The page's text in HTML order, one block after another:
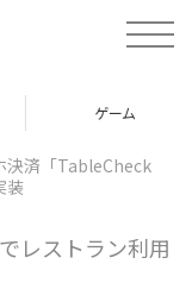
t
o
v
t
i
ゲーム
決済「TableCheck
装
レストラン利用